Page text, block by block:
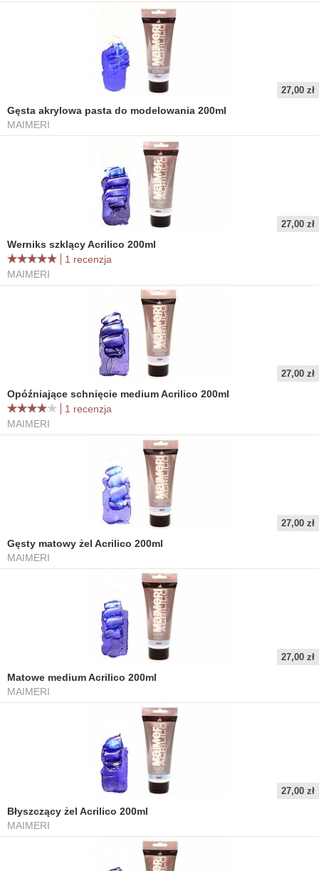
27,00 zł
Gęsta akrylowa pasta do modelowania 200ml
MAIMERI
27,00 zł
Werniks szklący Acrilico 200ml
1 recenzja
MAIMERI
27,00 zł
Opóźniające schnięcie medium Acrilico 200ml
1 recenzja
MAIMERI
27,00 zł
Gęsty matowy żel Acrilico 200ml
MAIMERI
27,00 zł
Matowe medium Acrilico 200ml
MAIMERI
27,00 zł
Błyszczący żel Acrilico 200ml
MAIMERI